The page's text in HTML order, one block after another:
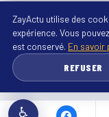
♿
ZayActu utilise des
expérience. Vous
est conservé. En savoir
REFUSER